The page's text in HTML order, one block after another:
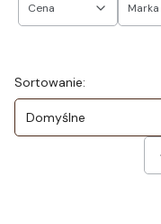
Cena Marka
Lista produktów
Sortowanie:
Domyślne